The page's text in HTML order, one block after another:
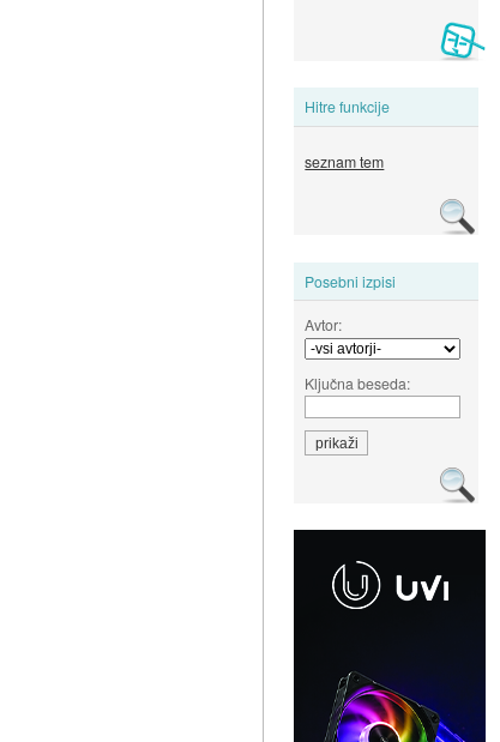
Hitre funkcije
seznam tem
Posebni izpisi
Avtor:
Ključna beseda: